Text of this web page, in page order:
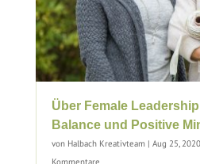
Über Female
Balance und Positive
von Halbach Kreativteam| Aug 25, 2020
Kommentare